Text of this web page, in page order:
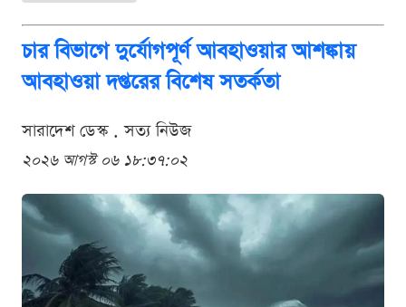
চার বিভাগে দুর্যোগপূর্ণ আবহাওয়ার আশঙ্কায়
আবহাওয়া দপ্তরের বিশেষ সতর্কতা
সারাদেশ ডেস্ক . সত্য নিউজ
২০২৬ আগস্ট ০৬ ১৮:৩৭:০২